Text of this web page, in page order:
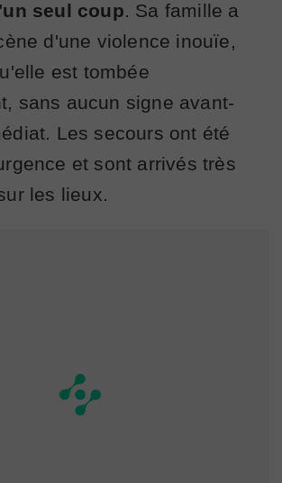
seul coup. Sa famille a
d'une violence inouïe,
est tombée
sans aucun signe avant-
Les secours ont été
et sont arrivés très
les lieux.